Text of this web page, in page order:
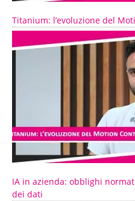
Titanium: l’evoluzione del
IA in azienda: obblighi
dei dati